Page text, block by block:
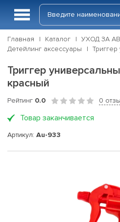
Главная Каталог
УХОД ЗА
Детейлинг аксессуары
Триггер
красный
Рейтинг 0.0 0
Товар заканчивается
Артикул: Au-933